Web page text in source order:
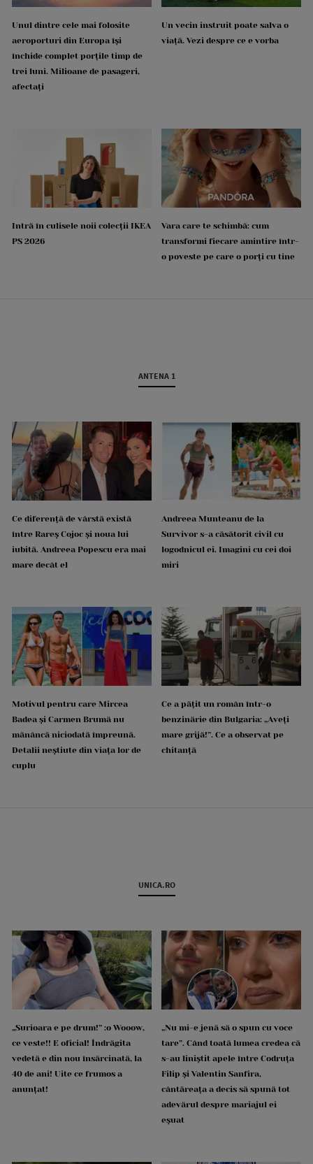
Unul dintre cele mai folosite
aeroporturi din Europa își
închide complet porțile timp de
trei luni. Milioane de pasageri,
afectați
Un vecin instruit poate salva o
viață. Vezi despre ce e vorba
Intră în culisele noii colecții IKEA
PS 2026
Vara care te schimbă: cum
transformi fiecare amintire într-
o poveste pe care o porți cu tine
ANTENA 1
Ce diferență de vârstă există
între Rareș Cojoc și noua lui
iubită. Andreea Popescu era mai
mare decât el
Andreea Munteanu de la
Survivor s-a căsătorit civil cu
logodnicul ei. Imagini cu cei doi
miri
Motivul pentru care Mircea
Badea și Carmen Brumă nu
mănâncă niciodată împreună.
Detalii neștiute din viața lor de
cuplu
Ce a pățit un român într-o
benzinărie din Bulgaria: „Aveți
mare grijă!”. Ce a observat pe
chitanță
UNICA.RO
„Surioara e pe drum!” :o Wooow,
ce veste!! E oficial! Îndrăgita
vedetă e din nou însărcinată, la
40 de ani! Uite ce frumos a
anunțat!
„Nu mi-e jenă să o spun cu voce
tare”. Când toată lumea credea că
s-au liniștit apele între Codruța
Filip și Valentin Sanfira,
cântăreața a decis să spună tot
adevărul despre mariajul ei
eșuat